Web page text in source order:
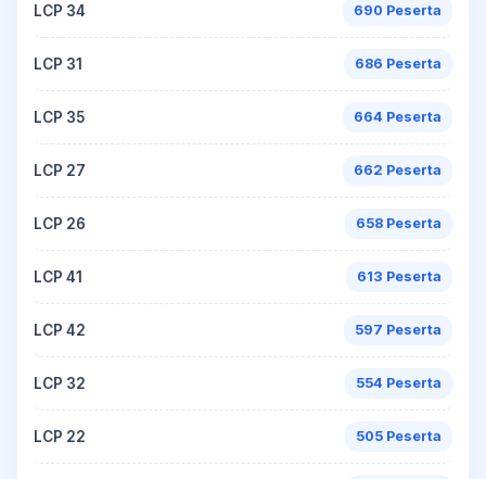
LCP 34 690 Peserta
LCP 31 686 Peserta
LCP 35 664 Peserta
LCP 27 662 Peserta
LCP 26 658 Peserta
LCP 41 613 Peserta
LCP 42 597 Peserta
LCP 32 554 Peserta
LCP 22 505 Peserta